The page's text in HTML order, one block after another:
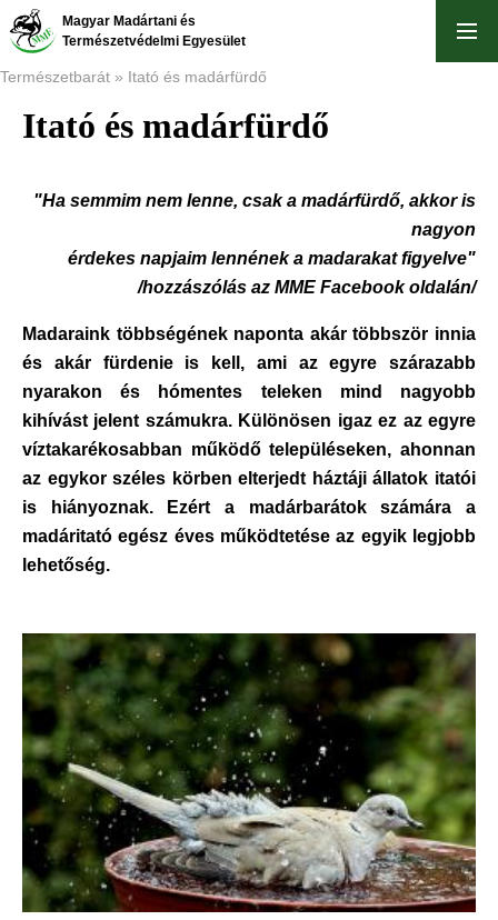
Ugrás
tartalomra
Magyar Madártani és
Természetvédelmi Egyesület
Morzsa
Természetbarát Itató és madárfürdő
Itató és madárfürdő
"Ha semmim nem lenne, csak a madárfürdő, akkor is
nagyon
érdekes napjaim lennének a madarakat figyelve"
/hozzászólás az MME Facebook oldalán/
Madaraink többségének naponta akár többször innia
és akár fürdenie is kell, ami az egyre szárazabb
nyarakon és hómentes teleken mind nagyobb
kihívást jelent számukra. Különösen igaz ez az egyre
víztakarékosabban működő településeken, ahonnan
az egykor széles körben elterjedt háztáji állatok itatói
is hiányoznak. Ezért a madárbarátok számára a
madáritató egész éves működtetése az egyik legjobb
lehetőség.